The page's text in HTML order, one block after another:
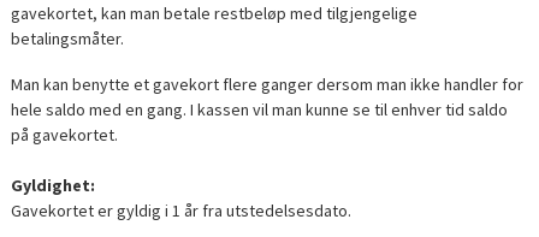
gavekortet, kan man betale restbeløp med tilgjengelige
betalingsmåter.
Man kan benytte et gavekort flere ganger dersom man ikke handler for
hele saldo med en gang. I kassen vil man kunne se til enhver tid saldo
på gavekortet.
Gyldighet:
Gavekortet er gyldig i 1 år fra utstedelsesdato.